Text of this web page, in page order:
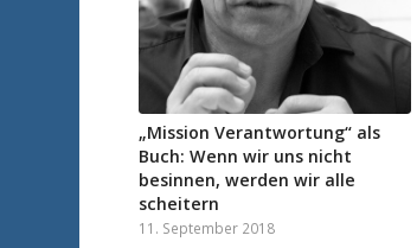
„Mission Verantwortung“ als
Buch: Wenn wir uns nicht
besinnen, werden wir alle
scheitern
11. September 2018